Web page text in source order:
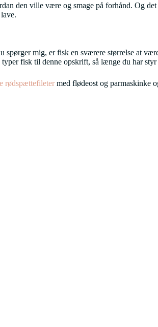
den ville være og smage på forhånd. Og
mig, er fisk en sværere størrelse at
fisk til denne opskrift, så længe du har
rødspættefileter med flødeost og parmaskinke